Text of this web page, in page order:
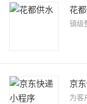
花
镇级
京
为客